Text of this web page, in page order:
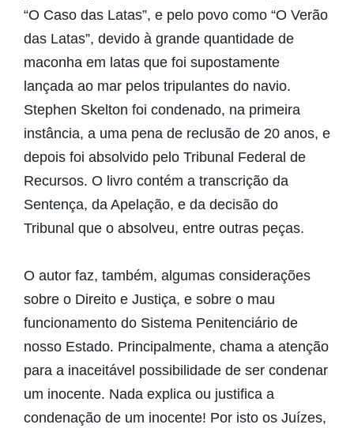
“O Caso das Latas”, e pelo povo como “O Verão
das Latas”, devido à grande quantidade de
maconha em latas que foi supostamente
lançada ao mar pelos tripulantes do navio.
Stephen Skelton foi condenado, na primeira
instância, a uma pena de reclusão de 20 anos, e
depois foi absolvido pelo Tribunal Federal de
Recursos. O livro contém a transcrição da
Sentença, da Apelação, e da decisão do
Tribunal que o absolveu, entre outras peças.
O autor faz, também, algumas considerações
sobre o Direito e Justiça, e sobre o mau
funcionamento do Sistema Penitenciário de
nosso Estado. Principalmente, chama a atenção
para a inaceitável possibilidade de ser condenar
um inocente. Nada explica ou justifica a
condenação de um inocente! Por isto os Juízes,